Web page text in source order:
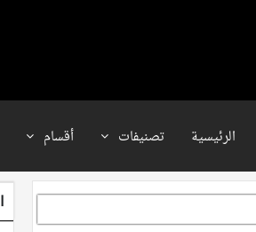
الرئيسية تصنيفات أقسام